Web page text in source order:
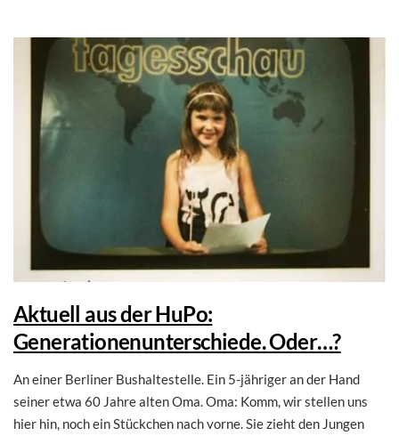
Aktuell aus der HuPo:
Generationenunterschiede. Oder…?
An einer Berliner Bushaltestelle. Ein 5-jähriger an der Hand
seiner etwa 60 Jahre alten Oma. Oma: Komm, wir stellen uns
hier hin, noch ein Stückchen nach vorne. Sie zieht den Jungen